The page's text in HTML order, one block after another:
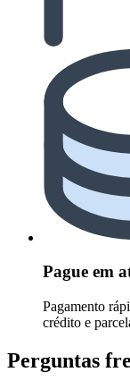
Pague em
Pagamento
crédito e
Perguntas